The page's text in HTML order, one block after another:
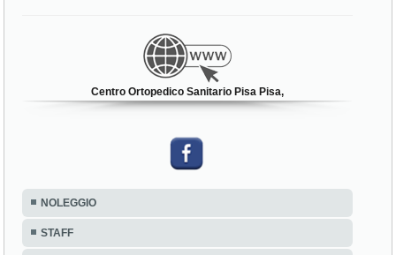
Centro Ortopedico Sanitario Pisa Pisa,
NOLEGGIO
STAFF